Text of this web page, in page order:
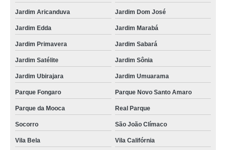
Jardim Aricanduva Jardim Dom José
Jardim Edda Jardim Marabá
Jardim Primavera Jardim Sabará
Jardim Satélite Jardim Sônia
Jardim Ubirajara Jardim Umuarama
Parque Fongaro Parque Novo Santo Amaro
Parque da Mooca Real Parque
Socorro São João Clímaco
Vila Bela Vila Califórnia